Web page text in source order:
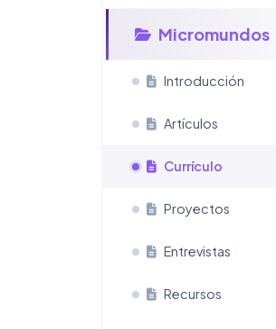
Micromundos
Introducción
Artículos
Currículo
Proyectos
Entrevistas
Recursos